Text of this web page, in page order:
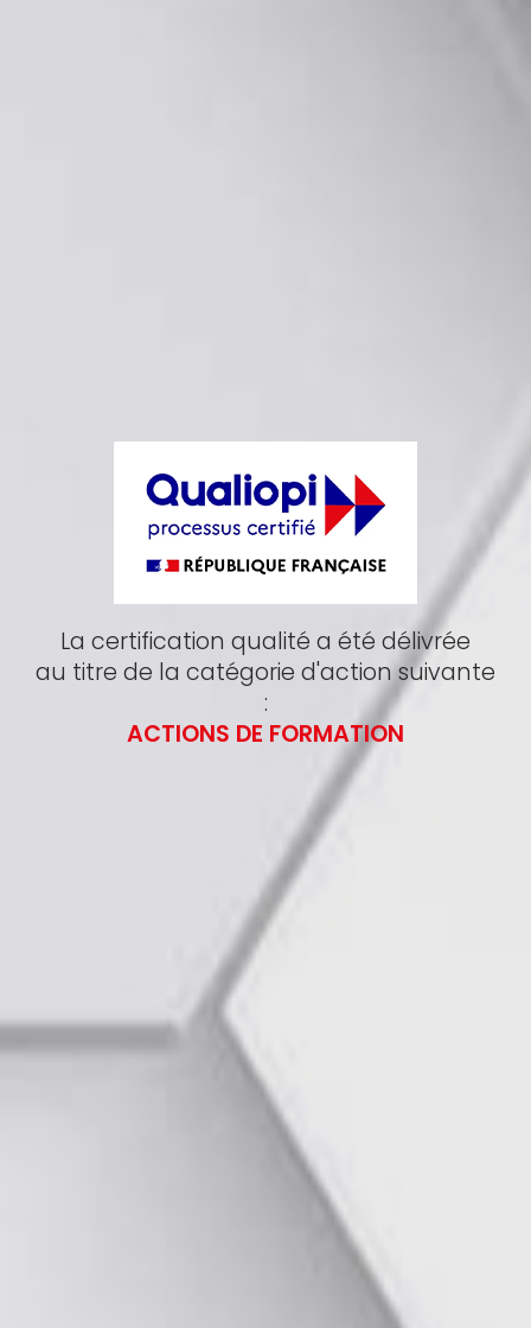
La certification qualité a été délivrée
au titre de la catégorie d'action suivante
:
ACTIONS DE FORMATION